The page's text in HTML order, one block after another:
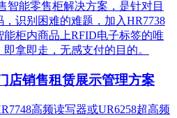
智能零售柜解决方案，是针对目
识别困难的难题，加入HR7738
柜内商品上RFID电子标签的唯
拿即走，无感支付的目的。
店销售租赁展示管理方案
高频读写器或UR6258超高频